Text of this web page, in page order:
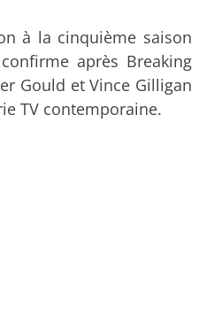
à la cinquième saison
après Breaking
Gould et Vince Gilligan
TV contemporaine.